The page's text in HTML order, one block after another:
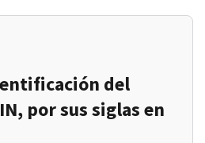
del
por sus siglas en